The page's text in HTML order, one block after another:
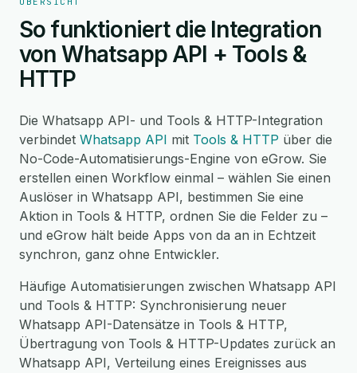
So funktioniert die Integration
von Whatsapp API + Tools &
HTTP
Die Whatsapp API- und Tools & HTTP-Integration
verbindet Whatsapp API mit Tools & HTTP über die
No-Code-Automatisierungs-Engine von eGrow. Sie
erstellen einen Workflow einmal – wählen Sie einen
Auslöser in Whatsapp API, bestimmen Sie eine
Aktion in Tools & HTTP, ordnen Sie die Felder zu –
und eGrow hält beide Apps von da an in Echtzeit
synchron, ganz ohne Entwickler.
Häufige Automatisierungen zwischen Whatsapp API
und Tools & HTTP: Synchronisierung neuer
Whatsapp API-Datensätze in Tools & HTTP,
Übertragung von Tools & HTTP-Updates zurück an
Whatsapp API, Verteilung eines Ereignisses aus